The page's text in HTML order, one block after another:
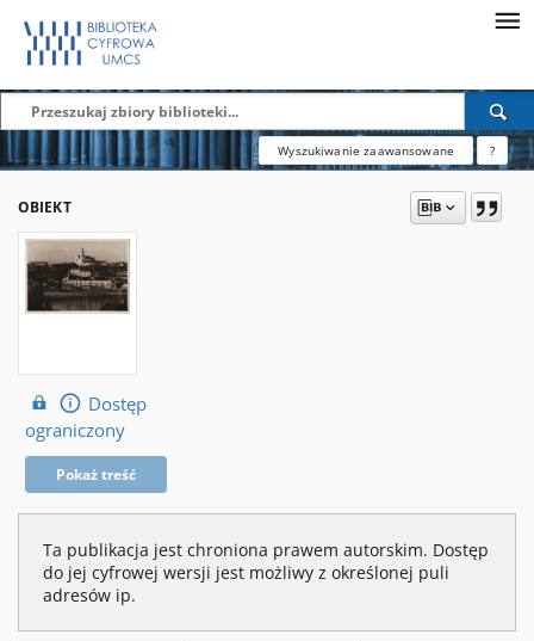
Wyszukiwanie zaawansowane ?
OBIEKT
Dostęp
ograniczony
Pokaż treść
Ta publikacja jest chroniona prawem autorskim. Dostęp
do jej cyfrowej wersji jest możliwy z określonej puli
adresów ip.